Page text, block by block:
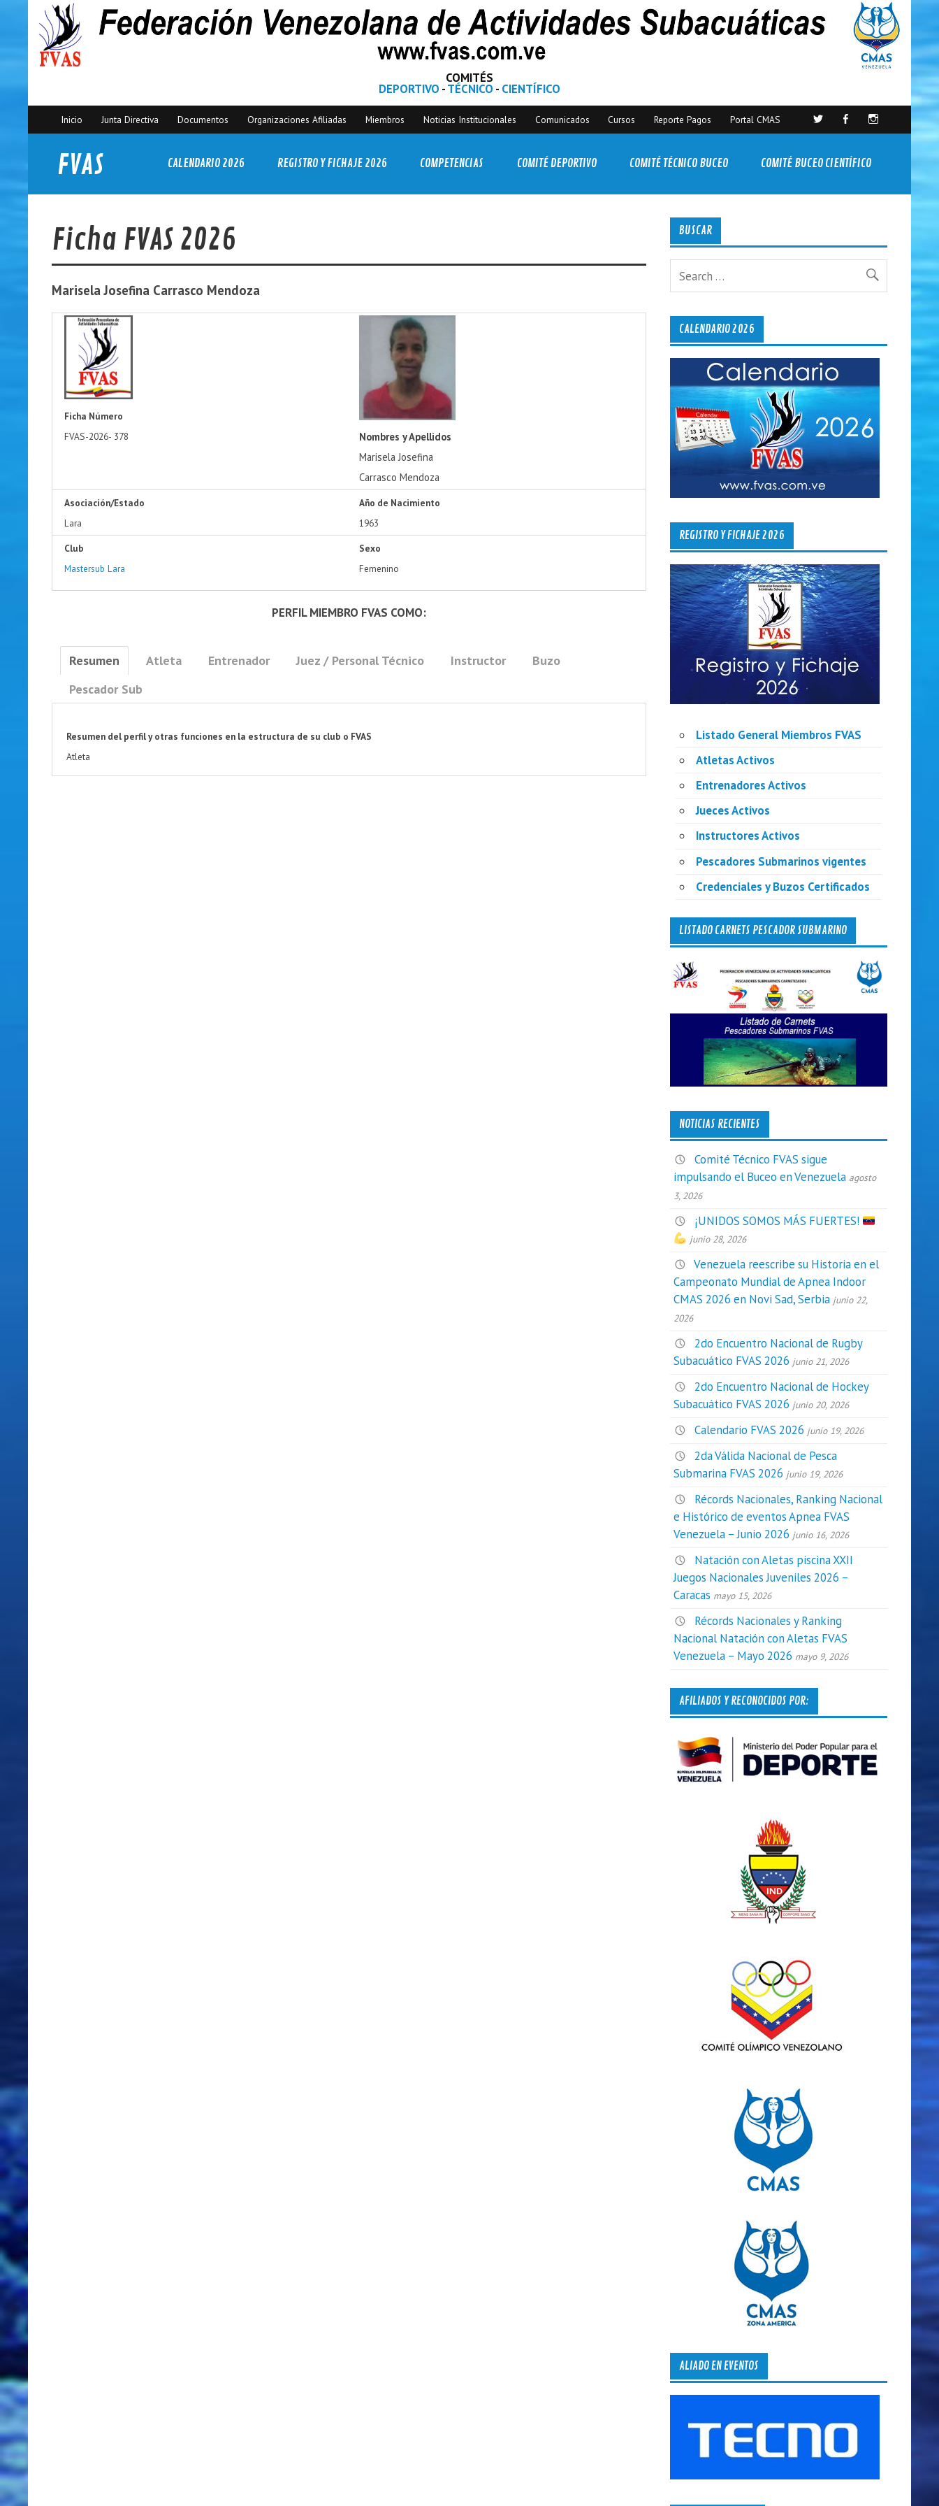
COMITÉS
DEPORTIVO -TÉCNICO - CIENTÍFICO
Inicio Junta Directiva Documentos Organizaciones Afiliadas Miembros Noticias Institucionales Comunicados Cursos Reporte Pagos Portal CMAS
FVAS
Federación Venezolana de Actividades Subacuáticas
CALENDARIO 2026 REGISTRO Y FICHAJE 2026 COMPETENCIAS COMITÉ DEPORTIVO COMITÉ TÉCNICO BUCEO COMITÉ BUCEO CIENTÍFICO
Ficha FVAS 2026
Marisela Josefina Carrasco Mendoza
Ficha Número
FVAS-2026- 378
Nombres y Apellidos
Marisela Josefina
Carrasco Mendoza
Asociación/Estado
Lara
Año de Nacimiento
1963
Club
Mastersub Lara
Sexo
Femenino
PERFIL MIEMBRO FVAS COMO:
Resumen Atleta Entrenador Juez / Personal Técnico Instructor
Buzo
Pescador Sub
Resumen del perfil y otras funciones en la estructura de su club o FVAS
Atleta
BUSCAR
CALENDARIO 2026
REGISTRO Y FICHAJE 2026
Listado General Miembros FVAS
Atletas Activos
Entrenadores Activos
Jueces Activos
Instructores Activos
Pescadores Submarinos vigentes
Credenciales y Buzos Certificados
LISTADO CARNETS PESCADOR SUBMARINO
NOTICIAS RECIENTES
Comité Técnico FVAS sigue
impulsando el Buceo en Venezuela agosto
3, 2026
¡UNIDOS SOMOS MÁS FUERTES!
junio 28, 2026
Venezuela reescribe su Historia en el
Campeonato Mundial de Apnea Indoor
CMAS 2026 en Novi Sad, Serbia junio 22,
2026
2do Encuentro Nacional de Rugby
Subacuático FVAS 2026 junio 21, 2026
2do Encuentro Nacional de Hockey
Subacuático FVAS 2026 junio 20, 2026
Calendario FVAS 2026 junio 19, 2026
2da Válida Nacional de Pesca
Submarina FVAS 2026 junio 19, 2026
Récords Nacionales, Ranking Nacional
e Histórico de eventos Apnea FVAS
Venezuela – Junio 2026 junio 16, 2026
Natación con Aletas piscina XXII
Juegos Nacionales Juveniles 2026 –
Caracas mayo 15, 2026
Récords Nacionales y Ranking
Nacional Natación con Aletas FVAS
Venezuela – Mayo 2026 mayo 9, 2026
AFILIADOS Y RECONOCIDOS POR:
ALIADO EN EVENTOS